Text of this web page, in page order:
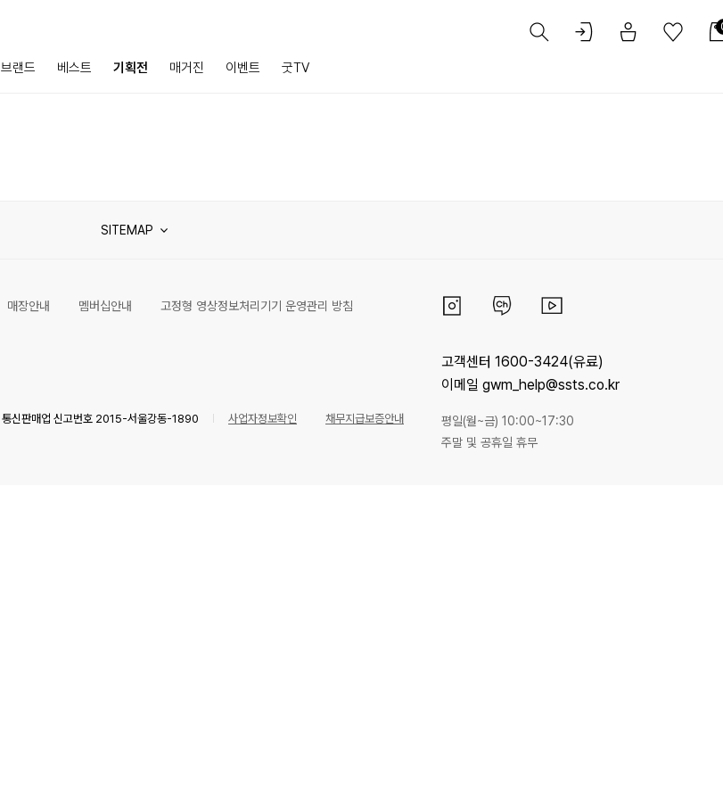
브랜드 베스트 기획전 매거진 이벤트 굿TV
SITEMAP
매장안내 멤버십안내 고정형 영상정보처리기기 운영관리 방침
통신판매업 신고번호 2015-서울강동-1890 사업자정보확인
채무지급보증안내
고객센터 1600-3424(유료)
이메일 gwm_help@ssts.co.kr
평일(월~금) 10:00~17:30
주말 및 공휴일 휴무